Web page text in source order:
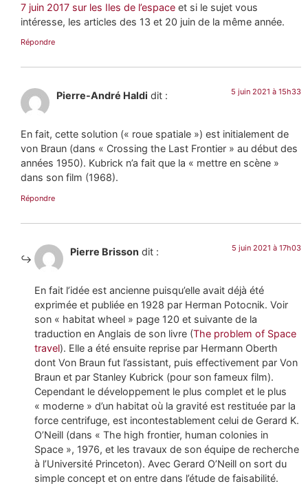
7 juin 2017 sur les Iles de l’espace et si le sujet vous
intéresse, les articles des 13 et 20 juin de la même année.
Répondre
Pierre-André Haldi dit : 5 juin 2021 à 15h33
En fait, cette solution (« roue spatiale ») est initialement de
von Braun (dans « Crossing the Last Frontier » au début des
années 1950). Kubrick n’a fait que la « mettre en scène »
dans son film (1968).
Répondre
Pierre Brisson dit : 5 juin 2021 à 17h03
En fait l’idée est ancienne puisqu’elle avait déjà été
exprimée et publiée en 1928 par Herman Potocnik. Voir
son « habitat wheel » page 120 et suivante de la
traduction en Anglais de son livre (The problem of Space
travel). Elle a été ensuite reprise par Hermann Oberth
dont Von Braun fut l’assistant, puis effectivement par Von
Braun et par Stanley Kubrick (pour son fameux film).
Cependant le développement le plus complet et le plus
« moderne » d’un habitat où la gravité est restituée par la
force centrifuge, est incontestablement celui de Gerard K.
O’Neill (dans « The high frontier, human colonies in
Space », 1976, et les travaux de son équipe de recherche
à l’Université Princeton). Avec Gerard O’Neill on sort du
simple concept et on entre dans l’étude de faisabilité.